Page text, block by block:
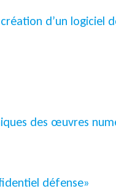
d’un logiciel
des œuvres
défense»